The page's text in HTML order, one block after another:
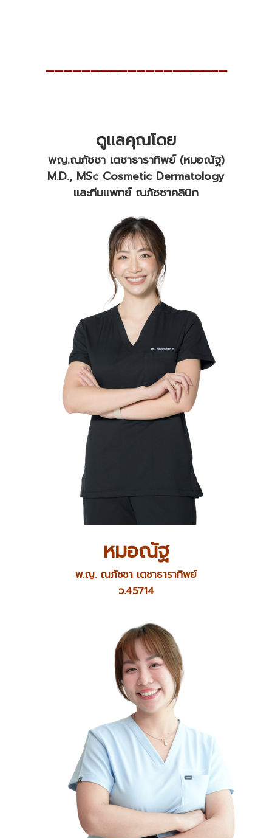
____________________
ดูแลคุณโดย
พญ.ณภัชชา เตชาธาราทิพย์ (หมอณัฐ)
M.D., MSc Cosmetic Dermatology
และทีมแพทย์ ณภัชชาคลินิก
หมอณัฐ
พ.ญ. ณภัชชา เตชาธาราทิพย์
ว.45714